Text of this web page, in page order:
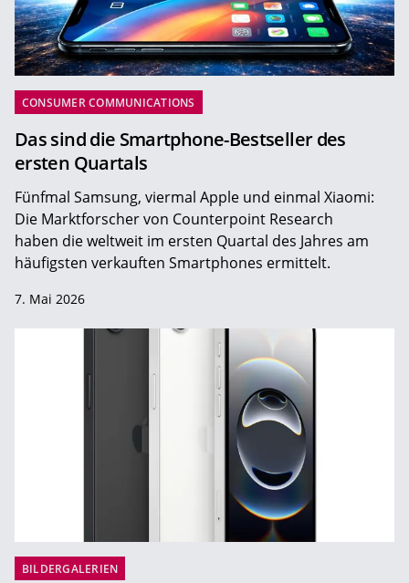
CONSUMER COMMUNICATIONS
Das sind die Smartphone-Bestseller des
ersten Quartals
Fünfmal Samsung, viermal Apple und einmal Xiaomi:
Die Marktforscher von Counterpoint Research
haben die weltweit im ersten Quartal des Jahres am
häufigsten verkauften Smartphones ermittelt.
7. Mai 2026
BILDERGALERIEN